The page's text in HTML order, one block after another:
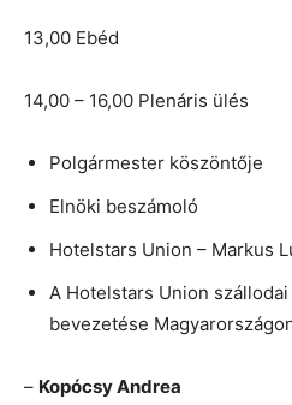
13,00 Ebéd
14,00 – 16,00 Plenáris ülés
Polgármester köszöntője
Elnöki beszámoló
Hotelstars Union – Markus
A Hotelstars Union
bevezetése
– Kopócsy Andrea